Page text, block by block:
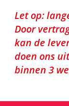
Let op:
Door
kan de
doen ons
binnen 3